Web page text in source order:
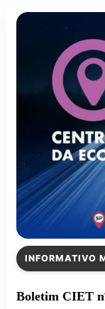
INFORMATIVO
Boletim CIET